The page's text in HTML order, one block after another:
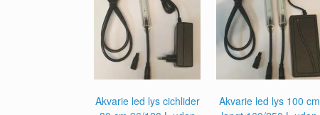
Akvarie led lys cichlider
Akvarie led lys 100 cm